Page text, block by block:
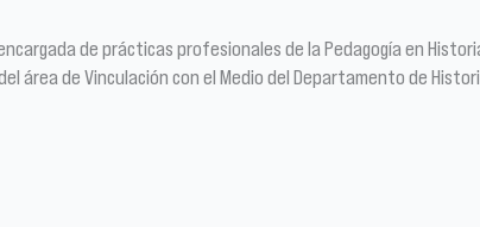
de prácticas profesionales de la Pedagogía en
área de Vinculación con el Medio del Departamento de